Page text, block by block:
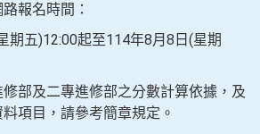
報名時間：
五)12:00起至114年8月8日(星期
部及二專進修部之分數計算依據，及
項目，請參考簡章規定。